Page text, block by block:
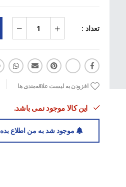
تعداد :
افزودن به لیست علاقه‌مندی ها
این کالا موجود نمی باشد.
موجود شد به من اطلاع بده